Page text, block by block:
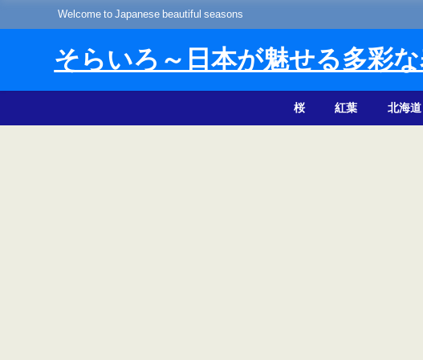
Welcome to Japanese beautiful seasons
そらいろ～日本が魅せる多彩
桜 紅葉 北海道